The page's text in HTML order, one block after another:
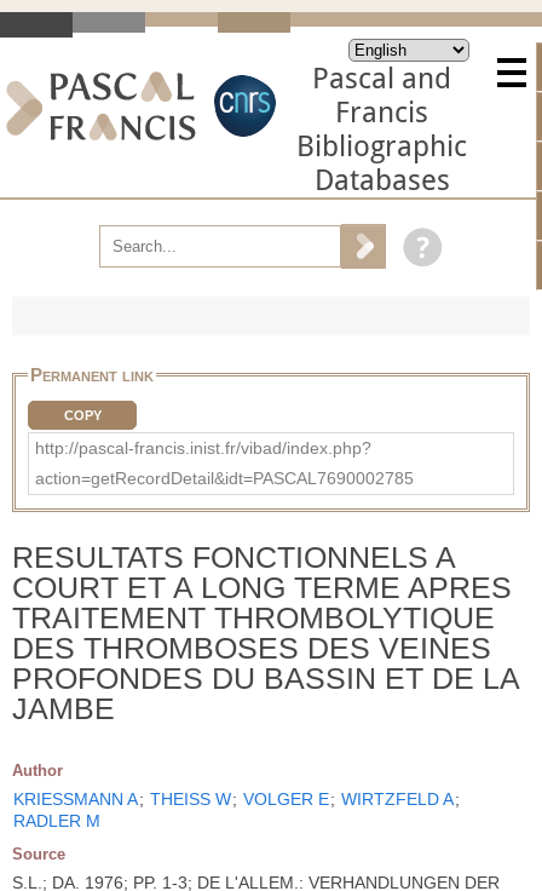
Pascal and
Francis
Bibliographic
Databases
Permanent link
COPY
http://pascal-francis.inist.fr/vibad/index.php?
action=getRecordDetail&idt=PASCAL7690002785
RESULTATS FONCTIONNELS A
COURT ET A LONG TERME APRES
TRAITEMENT THROMBOLYTIQUE
DES THROMBOSES DES VEINES
PROFONDES DU BASSIN ET DE LA
JAMBE
Author
KRIESSMANN A; THEISS W; VOLGER E; WIRTZFELD A;
RADLER M
Source
S.L.; DA. 1976; PP. 1-3; DE L'ALLEM.: VERHANDLUNGEN DER